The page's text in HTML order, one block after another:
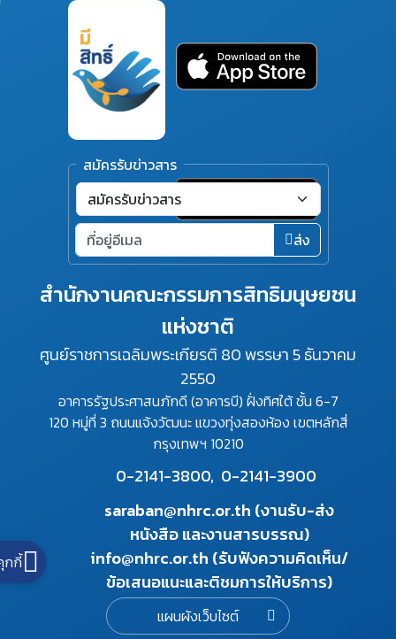
สำนักงานคณะกรรมการสิทธิมนุษยชน
แห่งชาติ
ศูนย์ราชการเฉลิมพระเกียรติ 80 พรรษา 5 ธันวาคม
2550
อาคารรัฐประศาสนภักดี (อาคารบี) ฝั่งทิศใต้ ชั้น 6-7
120 หมู่ที่ 3 ถนนแจ้งวัฒนะ แขวงทุ่งสองห้อง เขตหลักสี่
กรุงเทพฯ 10210
0-2141-3800, 0-2141-3900
saraban@nhrc.or.th (งานรับ-ส่ง
หนังสือ และงานสารบรรณ)
info@nhrc.or.th (รับฟังความคิดเห็น/
ข้อเสนอแนะและติชมการให้บริการ)
แผนผังเว็บไซต์
สมัครรับข่าวสาร
ส่ง
กกี้